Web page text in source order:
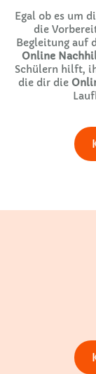
Egal ob es um
die
Begleitung auf
Online
Schülern hilft,
die dir die